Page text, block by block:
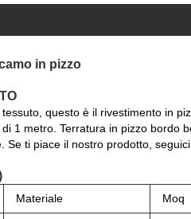
in pizzo
questo è il rivestimento in
1 metro. Terratura in pizzo bordo
Se ti piace il nostro prodotto,
Materiale Moq